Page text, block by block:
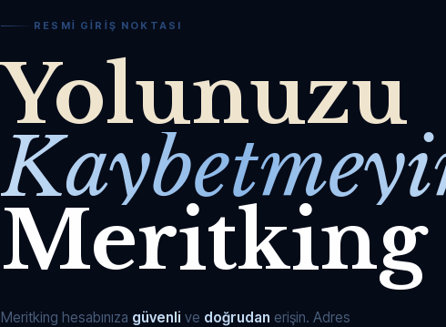
RESMI GIRIŞ NOKTASI
Yolunuzu
Meritking
Meritking hesabınıza güvenli ve doğrudan erişin. Adres